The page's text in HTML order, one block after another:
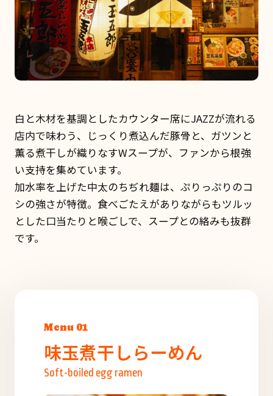
白と木材を基調としたカウンター席にJAZZが流れる
店内で味わう、じっくり煮込んだ豚骨と、ガツンと
薫る煮干しが織りなすWスープが、ファンから根強
い支持を集めています。
加水率を上げた中太のちぢれ麺は、ぷりっぷりのコ
シの強さが特徴。食べごたえがありながらもツルッ
とした口当たりと喉ごしで、スープとの絡みも抜群
です。
Menu 01
味玉煮干しらーめん
Soft-boiled egg ramen